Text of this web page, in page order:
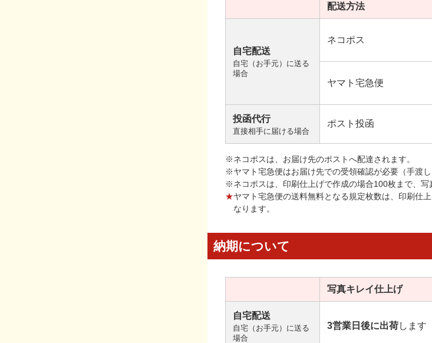
配送方法
自宅配送
自宅（お手元）に送る
場合
ネコポス
ヤマト宅急便
投函代行
直接相手に届ける場合
ポスト投函
※ネコポスは、お届け先のポストへ配達されます。
※ヤマト宅急便はお届け先での受領確認が必要（手渡し
※ネコポスは、印刷仕上げで作成の場合100枚まで、写
★ヤマト宅急便の送料無料となる規定枚数は、印刷仕
なります。
納期について
写真キレイ仕上げ
自宅配送
自宅（お手元）に送る
場合
3営業日後に出荷します